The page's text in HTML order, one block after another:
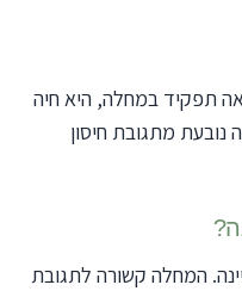
תפקיד במחלה, היא חיה
נובעת מתגובת חיסון
המחלה קשורה לתגובת